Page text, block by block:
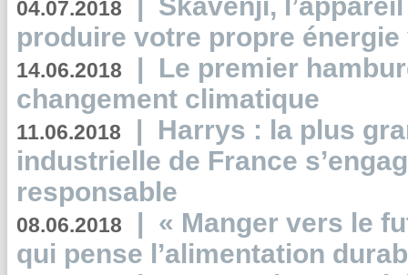
04.07.2018
produire votre propre
14.06.2018 | Le premier
changement climatique
11.06.2018 | Harrys : la plus
industrielle de France
responsable
08.06.2018 | « Manger vers le
qui pense l’alimentation